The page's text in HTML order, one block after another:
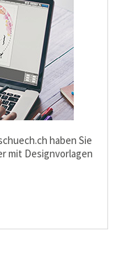
haben Sie
mit Designvorlagen